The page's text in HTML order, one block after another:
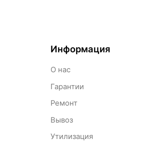
Информация
О нас
Гарантии
Ремонт
Вывоз
Утилизация